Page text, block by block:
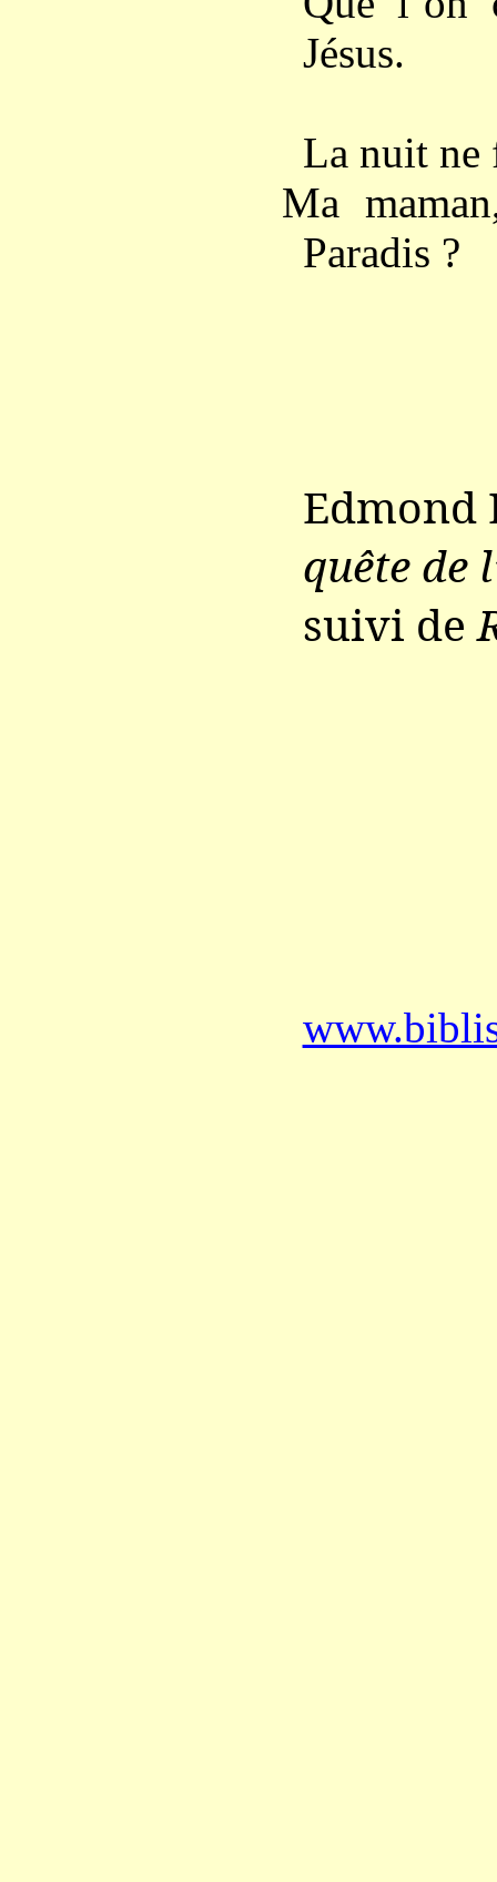
Jésus.
La nuit
Ma
Paradis ?
Edmond
quête de
suivi de